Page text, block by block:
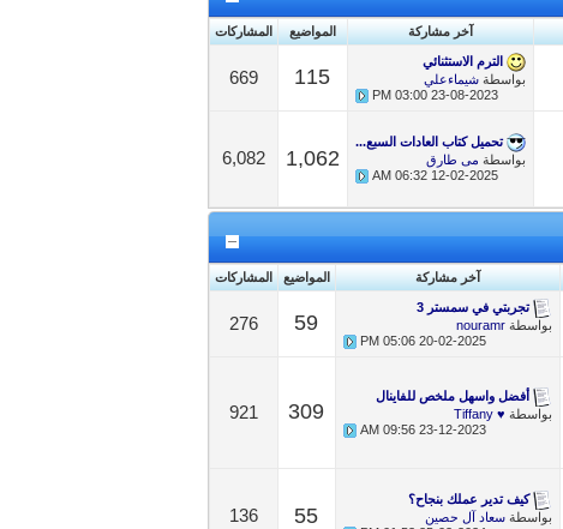
آخر مشاركة المواضيع المشاركات
الترم الاستثنائي
بواسطةشيماءعلي
23-08-2023
03:00 PM
115
669
تحميل كتاب العادات السبع...
بواسطة مى طارق
12-02-2025
06:32 AM
1,062
6,082
آخر مشاركة المواضيع المشاركات
تجربتي في سمستر 3
بواسطةnouramr
20-02-2025
05:06 PM
59
276
أفضل واسهل ملخص للفاينال
بواسطة ♥ Tiffany
23-12-2023
09:56 AM
309
921
كيف تدير عملك بنجاح؟
بواسطةسعاد آل حصين
55
136